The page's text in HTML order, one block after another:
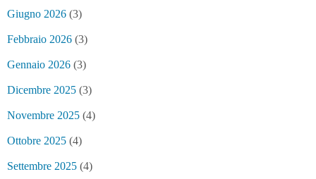
Giugno 2026 (3)
Febbraio 2026 (3)
Gennaio 2026 (3)
Dicembre 2025 (3)
Novembre 2025 (4)
Ottobre 2025 (4)
Settembre 2025 (4)